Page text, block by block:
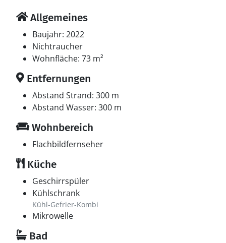
Allgemeines
Baujahr: 2022
Nichtraucher
Wohnfläche: 73 m²
Entfernungen
Abstand Strand: 300 m
Abstand Wasser: 300 m
Wohnbereich
Flachbildfernseher
Küche
Geschirrspüler
Kühlschrank
Kühl-Gefrier-Kombi
Mikrowelle
Bad